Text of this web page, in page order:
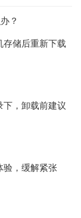
？
存储后重新下载
下，卸载前建议
验，缓解紧张